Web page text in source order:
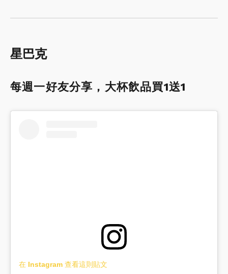
星巴克
每週一好友分享，大杯飲品買1送1
在 Instagram 查看這則貼文